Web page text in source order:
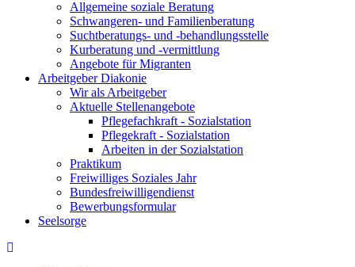
Allgemeine soziale Beratung
Schwangeren- und Familienberatung
Suchtberatungs- und -behandlungsstelle
Kurberatung und -vermittlung
Angebote für Migranten
Arbeitgeber Diakonie
Wir als Arbeitgeber
Aktuelle Stellenangebote
Pflegefachkraft - Sozialstation
Pflegekraft - Sozialstation
Arbeiten in der Sozialstation
Praktikum
Freiwilliges Soziales Jahr
Bundesfreiwilligendienst
Bewerbungsformular
Seelsorge